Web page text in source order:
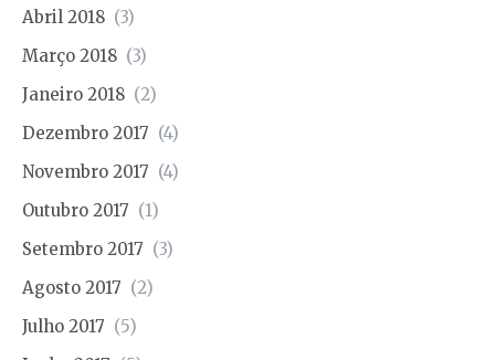
Abril 2018 (3)
Março 2018 (3)
Janeiro 2018 (2)
Dezembro 2017 (4)
Novembro 2017 (4)
Outubro 2017 (1)
Setembro 2017 (3)
Agosto 2017 (2)
Julho 2017 (5)